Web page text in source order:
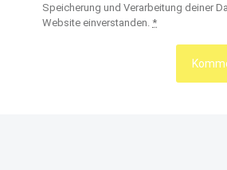
Speicherung und Verarbeitung deiner
Website einverstanden. *